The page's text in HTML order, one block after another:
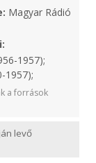
Magyar Rádió
1957);
1957);
a források
levő